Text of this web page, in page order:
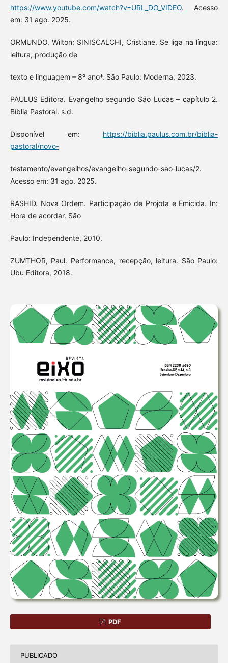
https://www.youtube.com/watch?v=URL_DO_VIDEO. Acesso
em: 31 ago. 2025.
ORMUNDO, Wilton; SINISCALCHI, Cristiane. Se liga na língua:
leitura, produção de
texto e linguagem – 8º ano*. São Paulo: Moderna, 2023.
PAULUS Editora. Evangelho segundo São Lucas – capítulo 2.
Bíblia Pastoral. s.d.
Disponível em: https://biblia.paulus.com.br/biblia-
pastoral/novo-
testamento/evangelhos/evangelho-segundo-sao-lucas/2.
Acesso em: 31 ago. 2025.
RASHID. Nova Ordem. Participação de Projota e Emicida. In:
Hora de acordar. São
Paulo: Independente, 2010.
ZUMTHOR, Paul. Performance, recepção, leitura. São Paulo:
Ubu Editora, 2018.
PDF
PUBLICADO